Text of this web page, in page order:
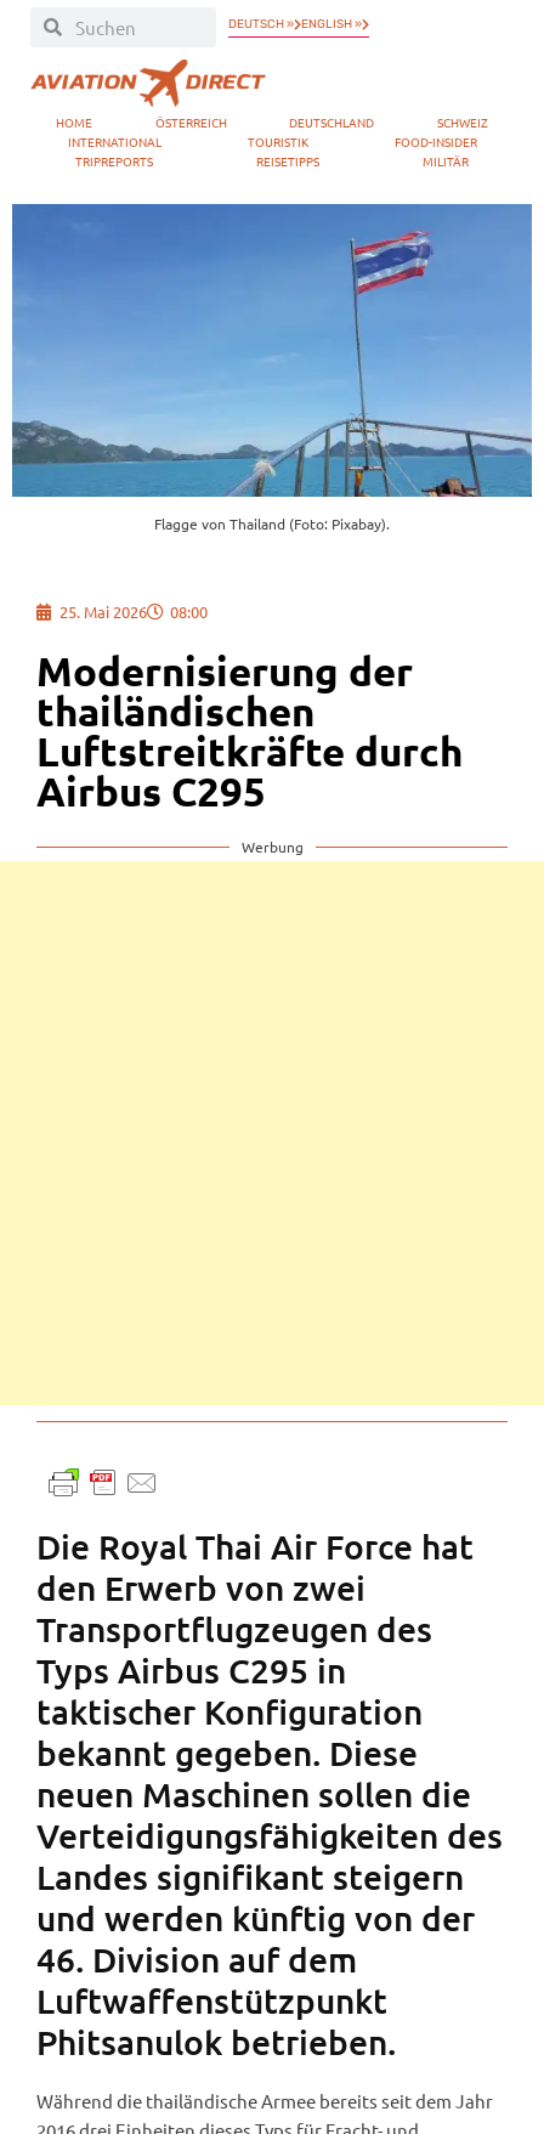
DEUTSCH » ENGLISH »
HOME ÖSTERREICH DEUTSCHLAND
SCHWEIZ
INTERNATIONAL
TOURISTIK
FOOD-INSIDER
TRIPREPORTS
REISETIPPS MILITÄR
Flagge von Thailand (Foto: Pixabay).
25. Mai 2026 08:00
Modernisierung der
thailändischen
Luftstreitkräfte durch
Airbus C295
Werbung
Die Royal Thai Air Force hat
den Erwerb von zwei
Transportflugzeugen des
Typs Airbus C295 in
taktischer Konfiguration
bekannt gegeben. Diese
neuen Maschinen sollen die
Verteidigungsfähigkeiten des
Landes signifikant steigern
und werden künftig von der
46. Division auf dem
Luftwaffenstützpunkt
Phitsanulok betrieben.
Während die thailändische Armee bereits seit dem Jahr